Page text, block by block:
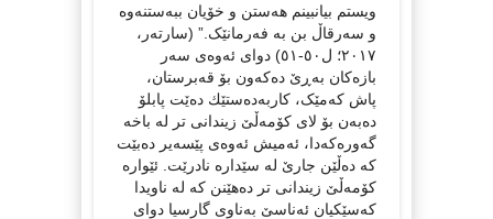
ویستم بیانبینم هەستن و خۆیان ببەستنەوە
و سەرقاڵ بن بە فەرمانێک.” (سارتەر،
٢٠١٧؛ ل٥٠-٥١) دوای ئەوەی سەر
بازەکان بەڕێ دەکەون بۆ قەبرستان،
پاش کەمێک، کاربەدەستێك دەێت پابلۆ
دەبەن بۆ لای کۆمەڵێ زیندانی تر لە باخە
گەورەکەدا، ئەمیش ئەوەی پێسەیر دەبێت
کە دەڵێن جارێ لە سێدارە نادرێت. ئێوارە
کۆمەڵێ زیندانی تر دەهێنن کە لە ناویدا
کەسێکیان ئەناسێ بەناوی گارسیا دوای